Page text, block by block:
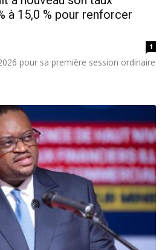
à 15,0 % pour renforcer
1
pour sa première session ordinaire